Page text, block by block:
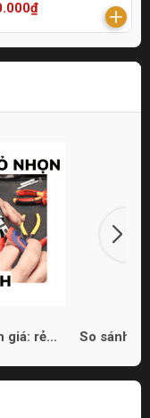
giá: rẻ
So sánh 3